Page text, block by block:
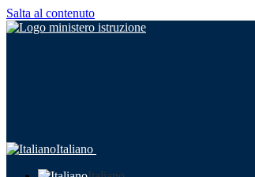
Salta al contenuto
Italiano